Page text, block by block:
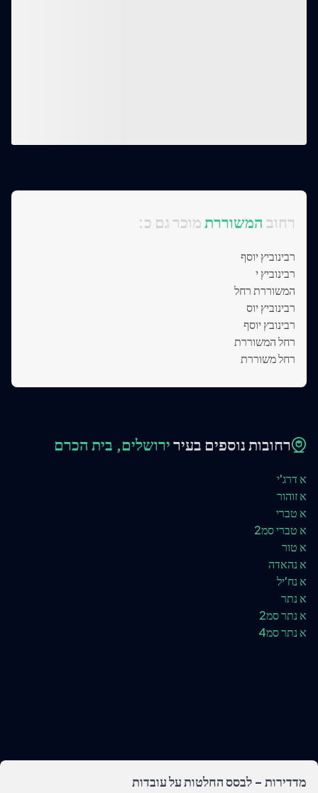
:רחוב המשוררתמוכר גם כ
רבינוביץ יוסף
רבינוביץ י
המשוררת רחל
רבינוביץ יוס
רבינובץ יוסף
רחל המשוררת
רחל משוררת
רחובות נוספים בעירירושלים, בית הכרם
א דרג'י
א זוהור
א טברי
א טברי סמ2
א טור
א נהאדה
א נח'יל
א נתר
א נתר סמ2
א נתר סמ4
מדדירות - לבסס החלטות על עובדות